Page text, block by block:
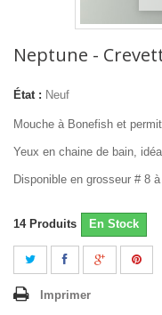
Neptune -
État : Neuf
Mouche à Bonefish et permit
Yeux en chaine de bain,
Disponible en grosseur # 8
14 Produits En Stock
Imprimer